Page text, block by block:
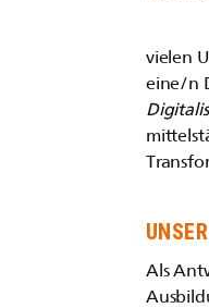
vielen
eine/n
Als